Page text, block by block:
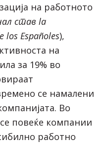
на работното
став la
los Españoles),
на
за 19% во
се намалени
Во
повеќе компании
работно